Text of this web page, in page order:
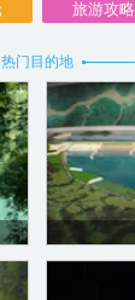
旅游攻略
热门目的地